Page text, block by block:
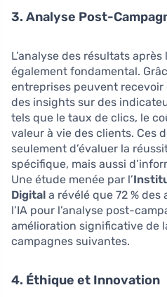
3. Analyse Post-
L’analyse des résultats
également fondamental.
entreprises peuvent
des insights sur des
tels que le taux de clics, le
valeur à vie des clients. Ces
seulement d’évaluer la
spécifique, mais aussi
Une étude menée par l’
Digital a révélé que 72 %
l’IA pour l’analyse post-
amélioration significative de
campagnes suivantes.
4. Éthique et Innovation